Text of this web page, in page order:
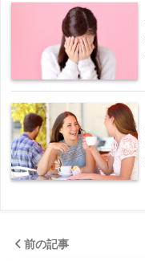
前の記事